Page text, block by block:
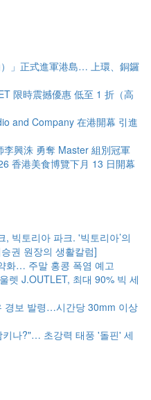
」正式進軍港島… 上環、銅鑼
限時震撼優惠 低至 1 折（高
and Company 在港開幕 引進
李興洙 勇奪 Master 組別冠軍
香港美食博覽下月 13 日開幕
빅토리아 파크. '빅토리아’의
권 원장의 생활칼럼]
화… 주말 홍콩 폭염 예고
렛 J.OUTLET, 최대 90% 빅 세
경보 발령…시간당 30mm 이상
나?"… 초강력 태풍 '돌핀' 세